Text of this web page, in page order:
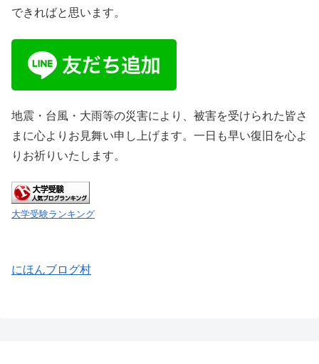
できればと思います。
地震・台風・大雨等の災害により、被害を受けられた皆さ
まに心よりお見舞い申し上げます。一日も早い復旧を心よ
りお祈りいたします。
大学受験ランキング
にほんブログ村